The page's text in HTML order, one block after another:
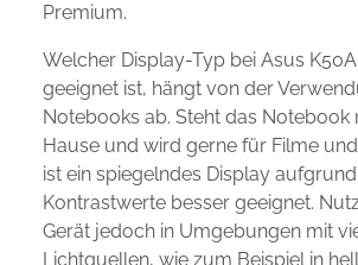
Premium.
Welcher Display-Typ bei Asus
geeignet ist, hängt von der
Notebooks ab. Steht das Notebook
Hause und wird gerne für Filme
ist ein spiegelndes Display
Kontrastwerte besser geeignet.
Gerät jedoch in Umgebungen mit
Lichtquellen, wie zum Beispiel in